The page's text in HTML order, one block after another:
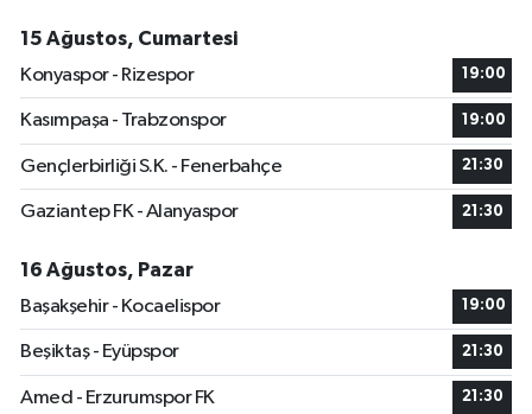
15 Ağustos, Cumartesi
Konyaspor - Rizespor
19:00
Kasımpaşa - Trabzonspor 19:00
Gençlerbirliği S.K. - Fenerbahçe 21:30
Gaziantep FK - Alanyaspor 21:30
16 Ağustos, Pazar
Başakşehir - Kocaelispor
19:00
Beşiktaş - Eyüpspor 21:30
Amed - Erzurumspor FK 21:30